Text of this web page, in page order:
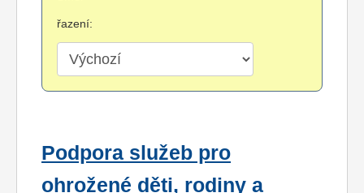
řazení:
Podpora služeb pro
ohrožené děti, rodiny a